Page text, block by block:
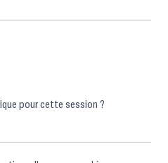
Avez-vous une demande spécifique pour cette session ?